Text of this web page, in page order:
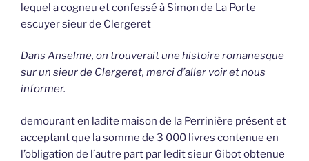
lequel a cogneu et confessé à Simon de La Porte
escuyer sieur de Clergeret
Dans Anselme, on trouverait une histoire romanesque
sur un sieur de Clergeret, merci d’aller voir et nous
informer.
demourant en ladite maison de la Perrinière présent et
acceptant que la somme de 3 000 livres contenue en
l’obligation de l’autre part par ledit sieur Gibot obtenue